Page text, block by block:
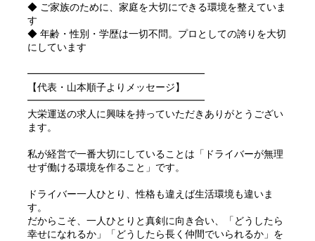
◆ ご家族のために、家庭を大切にできる環境を整えていま
す
◆ 年齢・性別・学歴は一切不問。プロとしての誇りを大切
にしています
━━━━━━━━━━━━━━━━━━
【代表・山本順子よりメッセージ】
━━━━━━━━━━━━━━━━━━
大栄運送の求人に興味を持っていただきありがとうござい
ます。
私が経営で一番大切にしていることは「ドライバーが無理
せず働ける環境を作ること」です。
ドライバー一人ひとり、性格も違えば生活環境も違いま
す。
だからこそ、一人ひとりと真剣に向き合い、「どうしたら
幸せになれるか」「どうしたら長く仲間でいられるか」を